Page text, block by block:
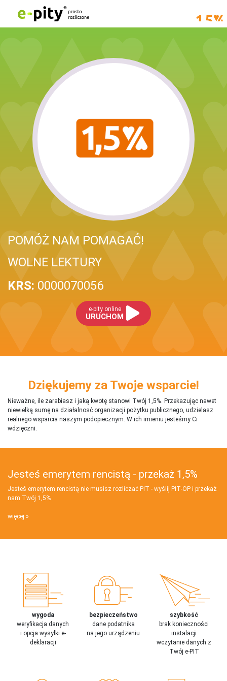
POMÓŻ NAM POMAGAĆ!
WOLNE LEKTURY
KRS: 0000070056
e-pity online
URUCHOM
Dziękujemy za Twoje wsparcie!
Nieważne, ile zarabiasz i jaką kwotę stanowi Twój 1,5%. Przekazując nawet
niewielką sumę na działalnosć organizacji pożytku publicznego, udzielasz
realnego wsparcia naszym podopiecznym. W ich imieniu jesteśmy Ci
wdzięczni.
Jesteś emerytem rencistą - przekaż 1,5%
Jesteś emerytem rencistą nie musisz rozliczać PIT - wyślij PIT‑OP i przekaż
nam Twój 1,5%
więcej
wygoda
weryfikacja danych
i opcja wysyłki e-
deklaracji
bezpieczeństwo
dane podatnika
na jego urządzeniu
szybkość
brak konieczności
instalacji
wczytanie danych z
Twój e-PIT